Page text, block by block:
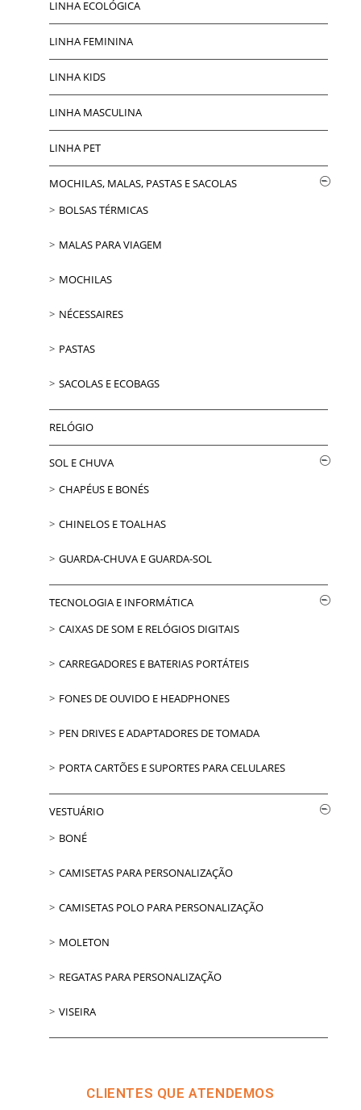
LINHA ECOLÓGICA
LINHA FEMININA
LINHA KIDS
LINHA MASCULINA
LINHA PET
MOCHILAS, MALAS, PASTAS E SACOLAS
BOLSAS TÉRMICAS
MALAS PARA VIAGEM
MOCHILAS
NÉCESSAIRES
PASTAS
SACOLAS E ECOBAGS
RELÓGIO
SOL E CHUVA
CHAPÉUS E BONÉS
CHINELOS E TOALHAS
GUARDA-CHUVA E GUARDA-SOL
TECNOLOGIA E INFORMÁTICA
CAIXAS DE SOM E RELÓGIOS DIGITAIS
CARREGADORES E BATERIAS PORTÁTEIS
FONES DE OUVIDO E HEADPHONES
PEN DRIVES E ADAPTADORES DE TOMADA
PORTA CARTÕES E SUPORTES PARA CELULARES
VESTUÁRIO
BONÉ
CAMISETAS PARA PERSONALIZAÇÃO
CAMISETAS POLO PARA PERSONALIZAÇÃO
MOLETON
REGATAS PARA PERSONALIZAÇÃO
VISEIRA
CLIENTES QUE ATENDEMOS